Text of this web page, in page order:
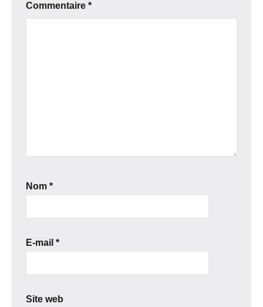
Commentaire *
Nom *
E-mail *
Site web